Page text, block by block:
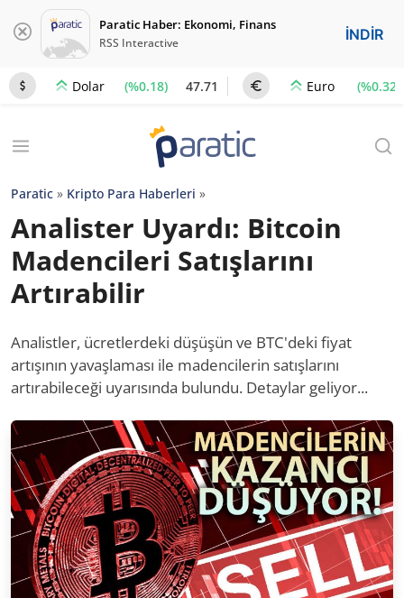
Paratic Haber: Ekonomi, Finans
RSS Interactive İNDİR
Dolar (%0.18) 47.71 Euro (%0.32)
Paratic » Kripto Para Haberleri »
Analister Uyardı: Bitcoin
Madencileri Satışlarını
Artırabilir
Analistler, ücretlerdeki düşüşün ve BTC'deki fiyat
artışının yavaşlaması ile madencilerin satışlarını
artırabileceği uyarısında bulundu. Detaylar geliyor...